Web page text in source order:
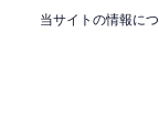
当サイトの情報に